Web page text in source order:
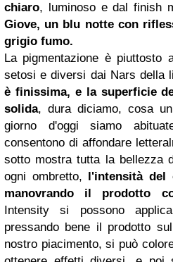
chiaro, luminoso e dal finish
Giove, un blu notte con
grigio fumo.
La pigmentazione è piuttosto
setosi e diversi dai Nars della
è finissima, e la superficie
solida, dura diciamo, cosa
giorno d'oggi siamo
consentono di affondare
sotto mostra tutta la bellezza
ogni ombretto, l'intensità del
manovrando il prodotto
Intensity si possono
pressando bene il prodotto
nostro piacimento, si può